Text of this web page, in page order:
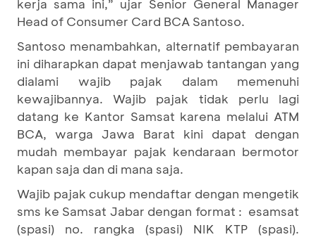
kerja sama ini,” ujar Senior General Manager
Head of Consumer Card BCA Santoso.
Santoso menambahkan, alternatif pembayaran
ini diharapkan dapat menjawab tantangan yang
dialami wajib pajak dalam memenuhi
kewajibannya. Wajib pajak tidak perlu lagi
datang ke Kantor Samsat karena melalui ATM
BCA, warga Jawa Barat kini dapat dengan
mudah membayar pajak kendaraan bermotor
kapan saja dan di mana saja.
Wajib pajak cukup mendaftar dengan mengetik
sms ke Samsat Jabar dengan format : esamsat
(spasi) no. rangka (spasi) NIK KTP (spasi).